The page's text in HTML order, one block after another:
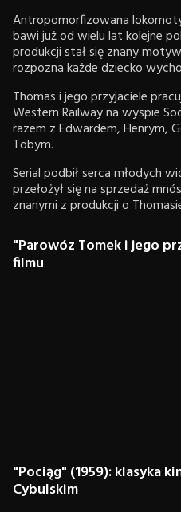
Antropomorfizowana
bawi już od wielu lat kolejne
produkcji stał się znany
rozpozna każde dziecko
Thomas i jego przyjaciele
Western Railway na wyspie
razem z Edwardem, Henrym,
Tobym.
Serial podbił serca młodych
przełożył się na sprzedaż
znanymi z produkcji o
"Parowóz Tomek i jego
filmu
"Pociąg" (1959): klasyka
Cybulskim